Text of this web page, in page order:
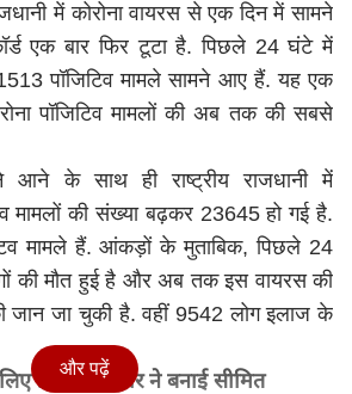
में कोरोना वायरस से एक दिन में सामने
एक बार फिर टूटा है. पिछले 24 घंटे में
पॉजिटिव मामले सामने आए हैं. यह एक
पॉजिटिव मामलों की अब तक की सबसे
आने के साथ ही राष्ट्रीय राजधानी में
मामलों की संख्या बढ़कर 23645 हो गई है.
मामले हैं. आंकड़ों के मुताबिक, पिछले 24
की मौत हुई है और अब तक इस वायरस की
जान जा चुकी है. वहीं 9542 लोग इलाज के
दिल्ली सरकार ने बनाई सीमित
और पढ़ें